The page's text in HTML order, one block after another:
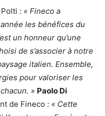
: « Fineco a
les bénéfices du
un honneur qu’une
de s’associer à notre
italien. Ensemble,
pour valoriser les
» Paolo Di
de Fineco : « Cette